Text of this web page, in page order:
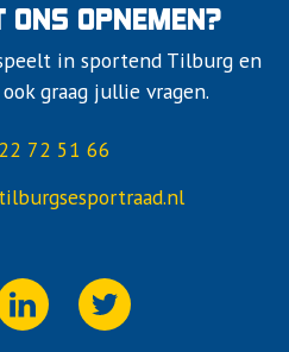
ONS OPNEMEN?
in sportend Tilburg en
graag jullie vragen.
72 51 66